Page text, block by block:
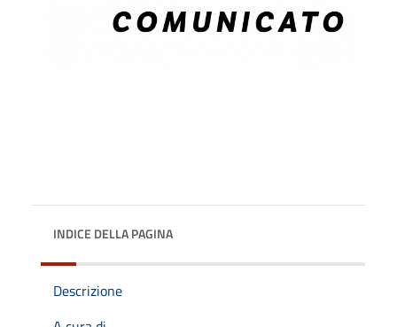
INDICE DELLA PAGINA
Descrizione